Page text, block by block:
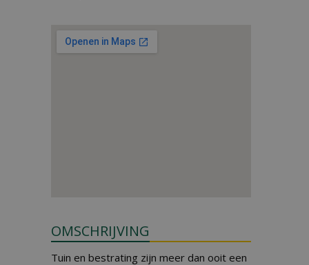
OMSCHRIJVING
Tuin en bestrating zijn meer dan ooit een